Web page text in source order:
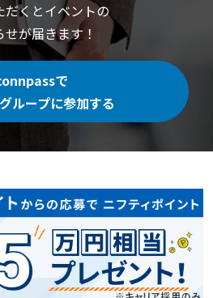
だくとイベントの
せが届きます！
で
ループに参加する